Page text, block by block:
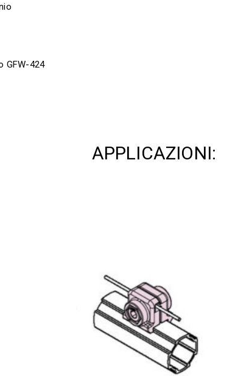
GFW-424
APPLICAZIONI: